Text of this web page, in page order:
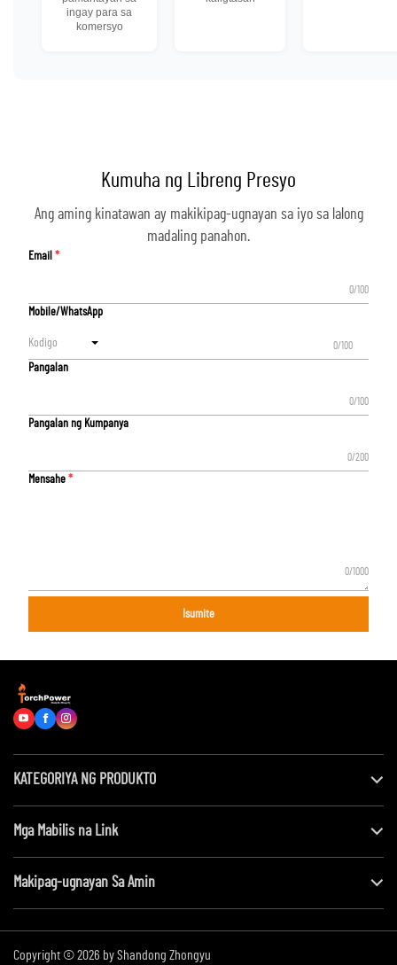
ingay para sa
komersyo
Kumuha ng Libreng Presyo
Ang aming kinatawan ay makikipag-ugnayan sa iyo sa lalong
madaling panahon.
Email
0/100
Mobile/WhatsApp
Kodigo 0/100
Pangalan
0/100
Pangalan ng Kumpanya
0/200
Mensahe
0/1000
Isumite
KATEGORIYA NG PRODUKTO
Mga Mabilis na Link
Makipag-ugnayan Sa Amin
Copyright © 2026 by Shandong Zhongyu